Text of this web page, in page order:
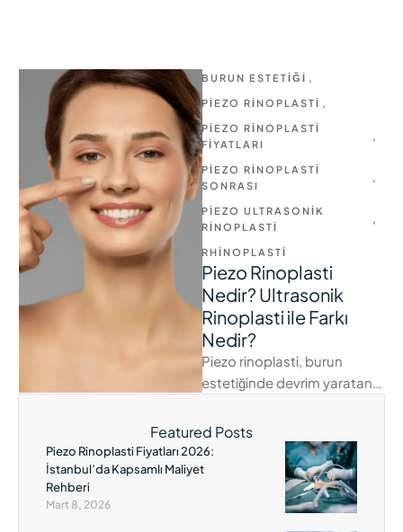
BURUN ESTETIĞI ,
PIEZO RINOPLASTI ,
PIEZO RINOPLASTI
FIYATLARI
,
PIEZO RINOPLASTI
SONRASI
,
PIEZO ULTRASONIK
RINOPLASTI
,
RHINOPLASTI
Piezo Rinoplasti
Nedir? Ultrasonik
Rinoplasti ile Farkı
Nedir?
Piezo rinoplasti, burun
estetiğinde devrim yaratan
Geleneksel burun estetiği
operasyonlarına kıyasla, çok
daha hassas …
Featured Posts
Piezo Rinoplasti Fiyatları 2026:
İstanbul’da Kapsamlı Maliyet
Rehberi
Mart 8, 2026